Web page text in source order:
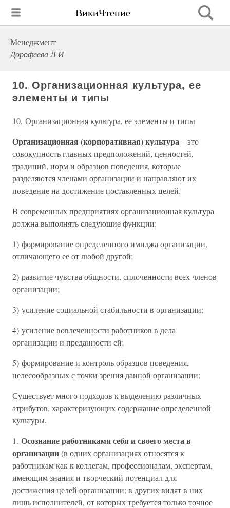
ВикиЧтение
Менеджмент
Дорофеева Л И
10. Организационная культура, ее
элементы и типы
10. Организационная культура, ее элементы и типы
Организационная (корпоративная) культура– это
совокупность главных предположений, ценностей,
традиций, норм и образцов поведения, которые
разделяются членами организации и направляют их
поведение на достижение поставленных целей.
В современных предприятиях организационная культура
должна выполнять следующие функции:
1) формирование определенного имиджа организации,
отличающего ее от любой другой;
2) развитие чувства общности, сплоченности всех членов
организации;
3) усиление социальной стабильности в организации;
4) усиление вовлеченности работников в дела
организации и преданности ей;
5) формирование и контроль образцов поведения,
целесообразных с точки зрения данной организации;
Существует много подходов к выделению различных
атрибутов, характеризующих содержание определенной
культуры.
1. Осознание работниками себя и своего места в
организации(в одних организациях относятся к
работникам как к коллегам, профессионалам, экспертам,
имеющим знания и творческий потенциал для
достижения целей организации; в других видят в них
лишь исполнителей, от которых требуется только точное